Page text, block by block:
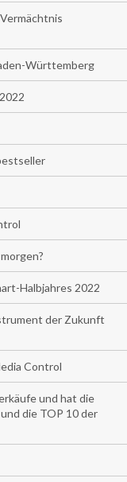
Württemberg
Halbjahres 2022
der Zukunft
Control
und hat die
die TOP 10 der